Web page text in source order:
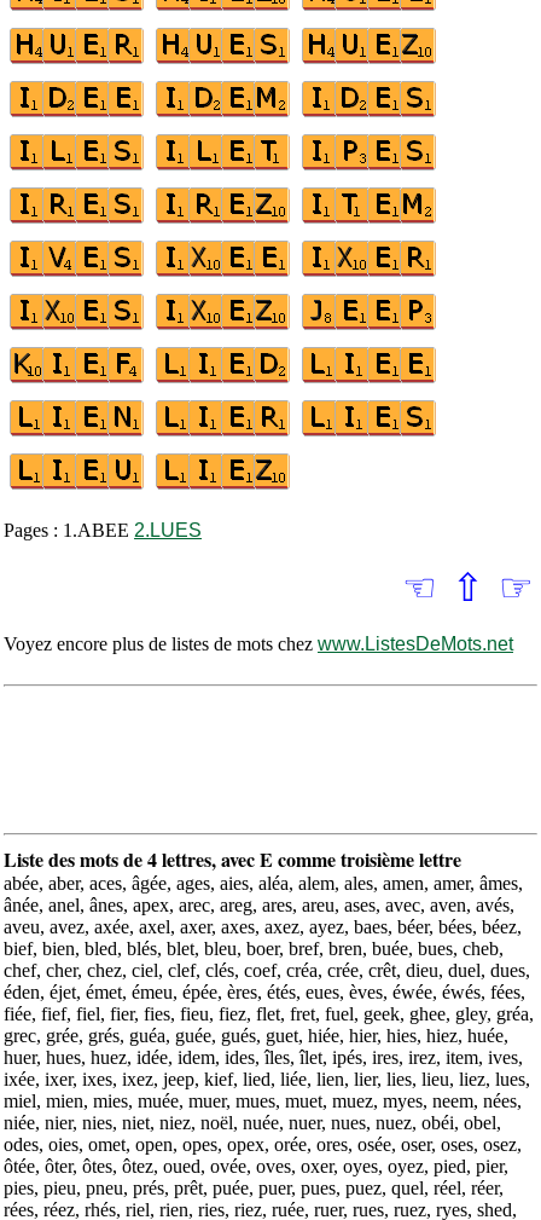
Pages : 1.ABEE 2.LUES
☜ ⇧ ☞
Voyez encore plus de listes de mots chez www.ListesDeMots.net
Liste des mots de 4 lettres, avec E comme troisième lettre
abée, aber, aces, âgée, ages, aies, aléa, alem, ales, amen, amer, âmes,
ânée, anel, ânes, apex, arec, areg, ares, areu, ases, avec, aven, avés,
aveu, avez, axée, axel, axer, axes, axez, ayez, baes, béer, bées, béez,
bief, bien, bled, blés, blet, bleu, boer, bref, bren, buée, bues, cheb,
chef, cher, chez, ciel, clef, clés, coef, créa, crée, crêt, dieu, duel, dues,
éden, éjet, émet, émeu, épée, ères, étés, eues, èves, éwée, éwés, fées,
fiée, fief, fiel, fier, fies, fieu, fiez, flet, fret, fuel, geek, ghee, gley, gréa,
grec, grée, grés, guéa, guée, gués, guet, hiée, hier, hies, hiez, huée,
huer, hues, huez, idée, idem, ides, îles, îlet, ipés, ires, irez, item, ives,
ixée, ixer, ixes, ixez, jeep, kief, lied, liée, lien, lier, lies, lieu, liez, lues,
miel, mien, mies, muée, muer, mues, muet, muez, myes, neem, nées,
niée, nier, nies, niet, niez, noël, nuée, nuer, nues, nuez, obéi, obel,
odes, oies, omet, open, opes, opex, orée, ores, osée, oser, oses, osez,
ôtée, ôter, ôtes, ôtez, oued, ovée, oves, oxer, oyes, oyez, pied, pier,
pies, pieu, pneu, prés, prêt, puée, puer, pues, puez, quel, réel, réer,
rées, réez, rhés, riel, rien, ries, riez, ruée, ruer, rues, ruez, ryes, shed,